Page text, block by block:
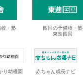
校・塾
四国の予備校・塾
東進四国
り幼稚園 赤ちゃん成長ナビ